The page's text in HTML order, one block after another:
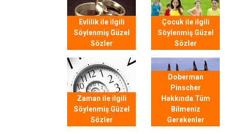
Evlilik ile ilgili
Söylenmiş Güzel
Sözler
Çocuk ile ilgili
Söylenmiş Güzel
Sözler
Zaman ile ilgili
Söylenmiş Güzel
Sözler
Doberman
Pinscher
Hakkında Tüm
Bilmeniz
Gerekenler